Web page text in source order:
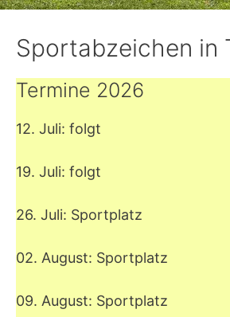
Sportabzeichen in
Termine 2026
12. Juli: folgt
19. Juli: folgt
26. Juli: Sportplatz
02. August: Sportplatz
09. August: Sportplatz